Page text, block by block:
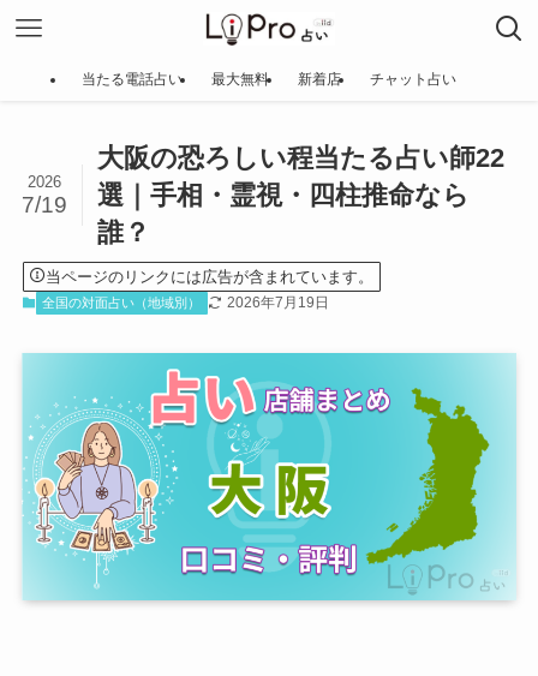
当たる電話占い 最大無料 新着店 チャット占い
大阪の恐ろしい程当たる占い師22
選｜手相・霊視・四柱推命なら
誰？
2026
7/19
当ページのリンクには広告が含まれています。
全国の対面占い（地域別） 2026年7月19日